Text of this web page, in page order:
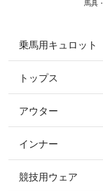
馬具
乗馬用キュロット
すべてのキュロ
フルグリップ・
ニーグリップ・
トップス
すべてのトップ
ポロシャツ
カットソー・T
アウター
すべてのアウタ
コート
インナー
競技用ウェア